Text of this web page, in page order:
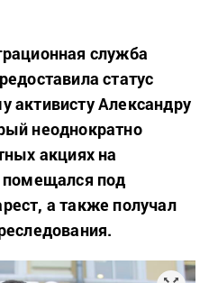
служба
статус
активисту Александру
неоднократно
акциях на
помещался под
а также получал